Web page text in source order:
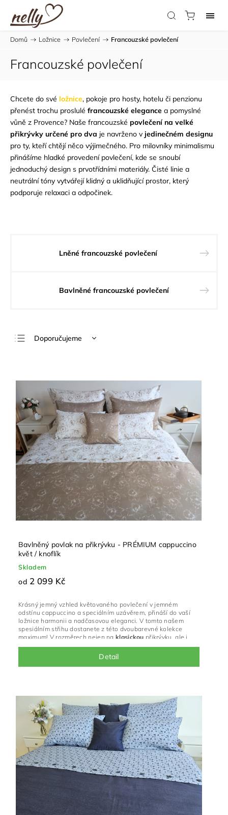
Domů / Ložnice / Povlečení / Francouzské povlečení
Francouzské povlečení
Chcete do své ložnice, pokoje pro hosty, hotelu či penzionu
přenést trochu proslulé francouzské elegance a pomyslné
vůně z Provence? Naše francouzské povlečení na velké
přikrývky určené pro dva je navrženo v jedinečném designu
pro ty, kteří chtějí něco výjimečného. Pro milovníky minimalismu
přinášíme hladké provedení povlečení, kde se snoubí
jednoduchý design s prvotřídními materiály. Čisté linie a
neutrální tóny vytvářejí klidný a uklidňující prostor, který
podporuje relaxaci a odpočinek.
Lněné francouzské povlečení
Bavlněné francouzské povlečení
Doporučujeme
Nejprodávanější
Abecedně
Bavlněný povlak na přikrývku - PRÉMIUM cappuccino
květ / knoflík
Skladem
od 2 099 Kč
Detail
Krásný jemný vzhled květovaného povlečení v jemném
odstínu cappuccino a speciálním uzávěrem, přináší do vaší
ložnice harmonii a nadčasovou eleganci. V tomto našem
spesiálním střihu dostanete z této dvoubarevné kolekce
maximum! V rozměrech nejen na klasickou přikrývku, ale i
francouzskou.